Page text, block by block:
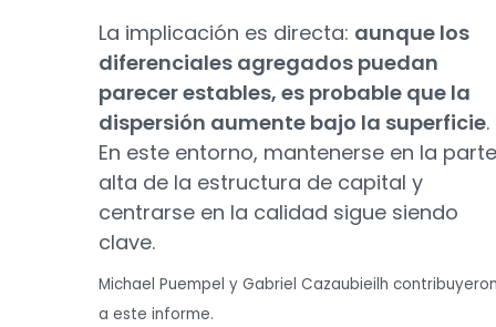
La implicación es directa: aunque los
diferenciales agregados puedan
parecer estables, es probable que la
dispersión aumente bajo la superficie.
En este entorno, mantenerse en la parte
alta de la estructura de capital y
centrarse en la calidad sigue siendo
clave.
Michael Puempel y Gabriel Cazaubieilh
a este informe.